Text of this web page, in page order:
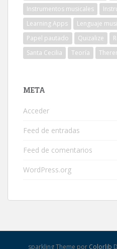
Instrumentos musicales
Learning Apps
Lenguaje
Papel pautado
Quizalize
Santa Cecilia
Teoría
META
Acceder
Feed de entradas
Feed de comentarios
WordPress.org
sparkling Theme por Colorlib